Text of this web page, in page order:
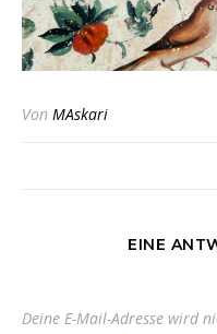
Von MAskari
EINE
Deine E-Mail-Adresse wird